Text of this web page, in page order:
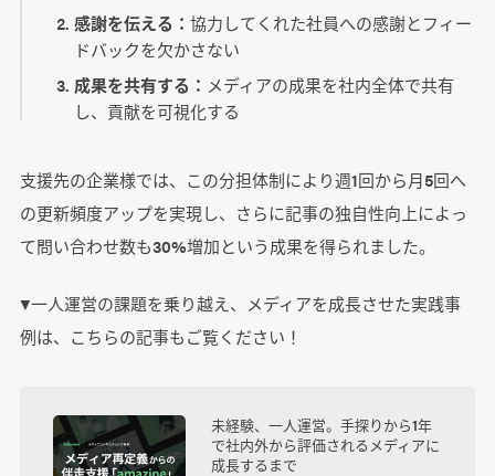
感謝を伝える：協力してくれた社員への感謝とフィー
ドバックを欠かさない
成果を共有する： メディアの成果を社内全体で共有
し、貢献を可視化する
支援先の企業様では、この分担体制により週1回から月5回へ
の更新頻度アップを実現し、さらに記事の独自性向上によっ
て問い合わせ数も30%増加という成果を得られました。
▼一人運営の課題を乗り越え、メディアを成長させた実践事
例は、こちらの記事もご覧ください！
未経験、一人運営。手探りから1年
で社内外から評価されるメディアに
成長するまで